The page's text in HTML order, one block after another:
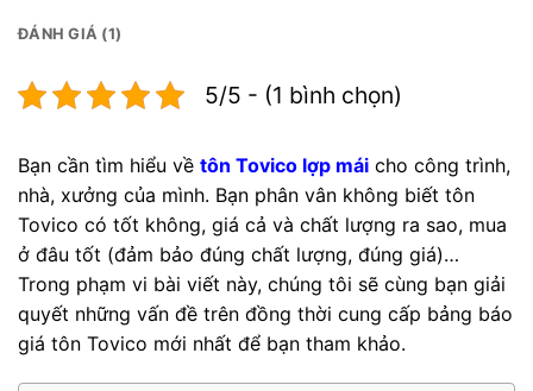
ĐÁNH GIÁ (1)
5/5 - (1 bình chọn)
Bạn cần tìm hiểu về tôn Tovico lợp mái cho công trình,
nhà, xưởng của mình. Bạn phân vân không biết tôn
Tovico có tốt không, giá cả và chất lượng ra sao, mua
ở đâu tốt (đảm bảo đúng chất lượng, đúng giá)…
Trong phạm vi bài viết này, chúng tôi sẽ cùng bạn giải
quyết những vấn đề trên đồng thời cung cấp bảng báo
giá tôn Tovico mới nhất để bạn tham khảo.